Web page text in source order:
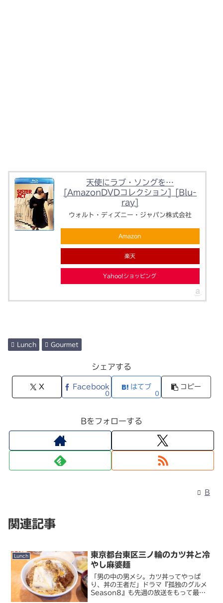
天使にラブ・ソングを…
[AmazonDVDコレクション] [Blu-
ray]
ウォルト・ディズニー・ジャパン株式会社
Amazon
楽天
Yahoo!ショッピング
Lunch Gourmet
シェアする
X Facebook
0
はてブ
0
コピー
Bをフォローする
B
関連記事
Lunch
東京都台東区三ノ輪のカツ丼と冷
やし麻婆麺
「男の中の男メシ。カツ丼ってやっぱ
り、丼の王者だ」ドラマ『孤独のグルメ
Season8』も先週の放送をもって最終